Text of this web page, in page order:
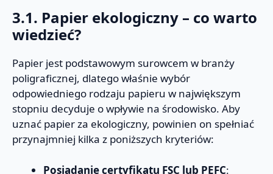
3.1. Papier ekologiczny – co warto
wiedzieć?
Papier jest podstawowym surowcem w branży
poligraficznej, dlatego właśnie wybór
odpowiedniego rodzaju papieru w największym
stopniu decyduje o wpływie na środowisko. Aby
uznać papier za ekologiczny, powinien on spełniać
przynajmniej kilka z poniższych kryteriów:
Posiadanie certyfikatu FSC lub PEFC: